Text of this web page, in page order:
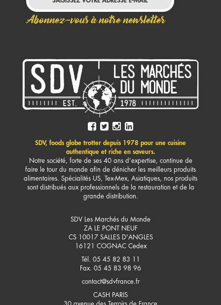
Abonnez-vous à notre newsletter
SDV, foods globe trotter depuis 1978 pour une cuisine
authentique et riche en saveurs.
Notre société, forte de ses 40 ans d’expertise, continue de
faire le tour du monde afin de dénicher les meilleurs produits
alimentaires. Spécialités US, Tex-Mex, Asiatiques, nos produits
sont distribués aux professionnels de la restauration et de la
grande distribution.
SDV Les Marchés du Monde
ZA LE PONT NEUF
CS 10017 SALLES D'ANGLES
16121
COGNAC Cedex
Tél. 05 45 82 83 11
Fax. 05 45 83 98 96
contact@sdvfrance.fr
CASH PARIS
30 avenue des Terroirs de France